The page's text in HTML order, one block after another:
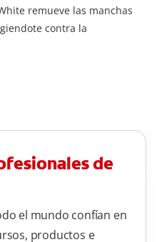
remueve las manchas
contra la
de
el mundo confían en
productos e